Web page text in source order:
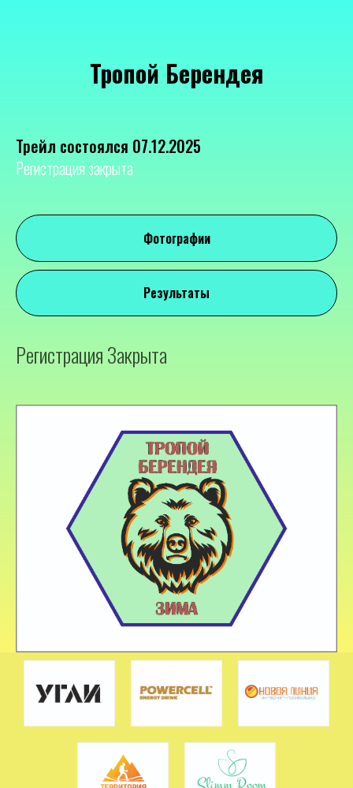
Тропой Берендея
Трейл состоялся 07.12.2025
Регистрация закрыта
Фотографии
Результаты
Регистрация Закрыта